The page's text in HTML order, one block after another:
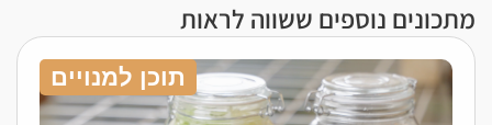
מתכונים נוספים ששווה לראות
תוכן למנויים